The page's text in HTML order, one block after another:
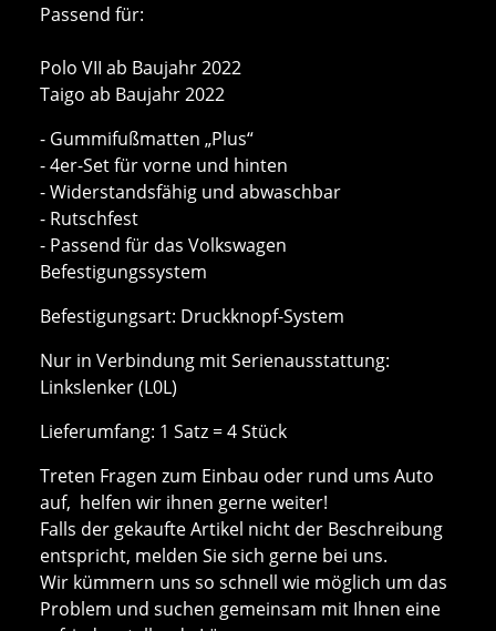
Passend für:
Polo VII ab Baujahr 2022
Taigo ab Baujahr 2022
- Gummifußmatten „Plus“
- 4er-Set für vorne und hinten
- Widerstandsfähig und abwaschbar
- Rutschfest
- Passend für das Volkswagen
Befestigungssystem
Befestigungsart: Druckknopf-System
Nur in Verbindung mit Serienausstattung:
Linkslenker (L0L)
Lieferumfang: 1 Satz = 4 Stück
Treten Fragen zum Einbau oder rund ums Auto
auf, helfen wir ihnen gerne weiter!
Falls der gekaufte Artikel nicht der Beschreibung
entspricht, melden Sie sich gerne bei uns.
Wir kümmern uns so schnell wie möglich um das
Problem und suchen gemeinsam mit Ihnen eine